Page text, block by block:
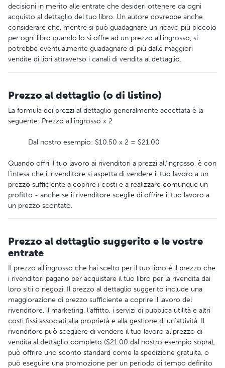
decisioni in merito alle entrate che desideri ottenere da ogni
acquisto al dettaglio del tuo libro. Un autore dovrebbe anche
considerare che, mentre si può guadagnare un ricavo più piccolo
per ogni libro quando lo si offre ad un prezzo all'ingrosso, si
potrebbe eventualmente guadagnare di più dalle maggiori
vendite di libri attraverso i canali di vendita al dettaglio.
Prezzo al dettaglio (o di listino)
La formula dei prezzi al dettaglio generalmente accettata è la
seguente: Prezzo all'ingrosso x 2
Dal nostro esempio: $10.50 x 2 = $21.00
Quando offri il tuo lavoro ai rivenditori a prezzi all'ingrosso, è con
l'intesa che il rivenditore si aspetta di vendere il tuo lavoro a un
prezzo sufficiente a coprire i costi e a realizzare comunque un
profitto - anche se il rivenditore sceglie di offrire il tuo lavoro a
un prezzo scontato.
Prezzo al dettaglio suggerito e le vostre
entrate
Il prezzo all'ingrosso che hai scelto per il tuo libro è il prezzo che
i rivenditori pagano per acquistare il tuo libro per la rivendita dai
loro sitii o negozi. Il prezzo al dettaglio suggerito include una
maggiorazione di prezzo sufficiente a coprire il lavoro del
rivenditore, il marketing, l'affitto, i servizi di pubblica utilità e altri
costi fissi associati alla proprietà e alla gestione di un'attività. Il
rivenditore può scegliere di vendere il tuo lavoro al prezzo di
vendita al dettaglio completo ($21.00 dal nostro esempio sopra),
può offrire uno sconto standard come la spedizione gratuita, o
può eseguire una promozione per un periodo di tempo definito